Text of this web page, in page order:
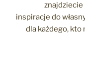
znajdziecie
inspiracje do
dla każdego, kto